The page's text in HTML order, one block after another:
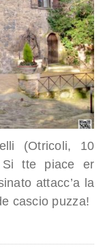
(Otricoli, 10
Si tte piace er
attacc’a la
cascio puzza!